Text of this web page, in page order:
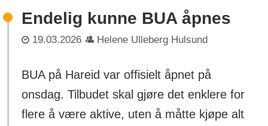
Endelig kunne BUA åpnes
19.03.2026 Helene Ulleberg Hulsund
BUA på Hareid var offisielt åpnet på
onsdag. Tilbudet skal gjøre det enklere for
flere å være aktive, uten å måtte kjøpe alt